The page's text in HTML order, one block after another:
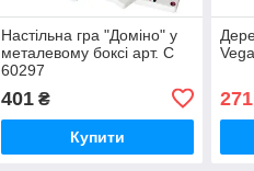
Настільна гра "Доміно" у
металевому боксі арт. C
60297
401₴
Купити
271